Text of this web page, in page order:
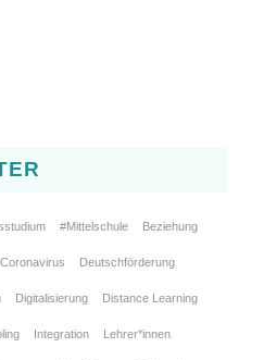
#Mittelschule Beziehung
Coronavirus Deutschförderung
Digitalisierung Distance Learning
Integration Lehrer*innen